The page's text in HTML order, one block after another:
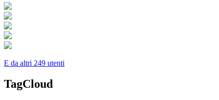
E da altri 249 utenti
TagCloud